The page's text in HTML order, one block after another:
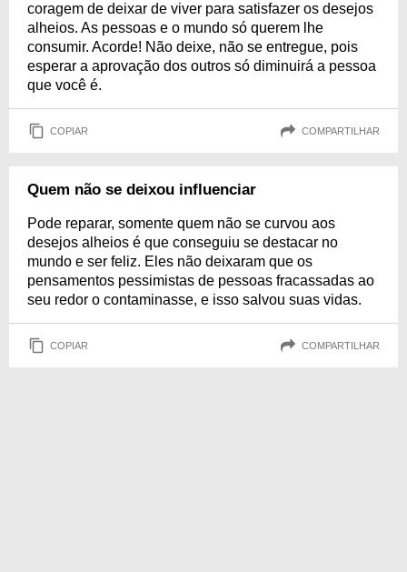
coragem de deixar de viver para satisfazer os desejos
alheios. As pessoas e o mundo só querem lhe
consumir. Acorde! Não deixe, não se entregue, pois
esperar a aprovação dos outros só diminuirá a pessoa
que você é.
COPIAR COMPARTILHAR
Quem não se deixou influenciar
Pode reparar, somente quem não se curvou aos
desejos alheios é que conseguiu se destacar no
mundo e ser feliz. Eles não deixaram que os
pensamentos pessimistas de pessoas fracassadas ao
seu redor o contaminasse, e isso salvou suas vidas.
COPIAR COMPARTILHAR